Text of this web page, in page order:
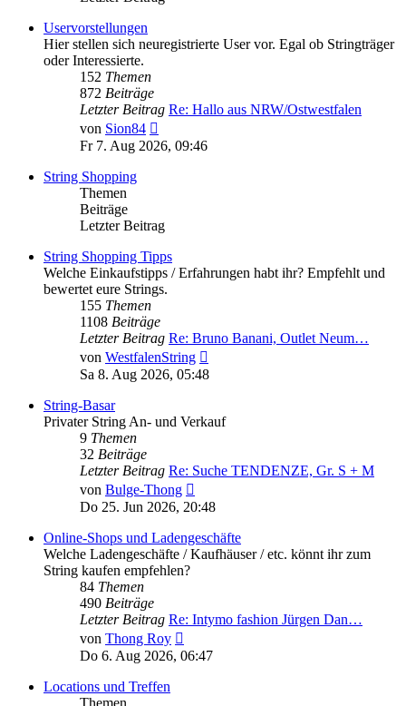
Uservorstellungen
Hier stellen sich neuregistrierte User vor. Egal ob Stringträger
oder Interessierte.
152 Themen
872 Beiträge
Letzter Beitrag Re: Hallo aus NRW/Ostwestfalen
von Sion84
Beitrag
Fr 7. Aug 2026, 09:46
String Shopping
Themen
Beiträge
Letzter Beitrag
String Shopping Tipps
Welche Einkaufstipps / Erfahrungen habt ihr? Empfehlt und
bewertet eure Strings.
155 Themen
1108 Beiträge
Letzter Beitrag Re: Bruno Banani, Outlet Neum…
von WestfalenString
Beitrag
Sa 8. Aug 2026, 05:48
String-Basar
Privater String An- und Verkauf
9 Themen
32 Beiträge
Letzter Beitrag Re: Suche TENDENZE, Gr. S + M
von Bulge-Thong
Beitrag
Do 25. Jun 2026, 20:48
Online-Shops und Ladengeschäfte
Welche Ladengeschäfte / Kaufhäuser / etc. könnt ihr zum
String kaufen empfehlen?
84 Themen
490 Beiträge
Letzter Beitrag Re: Intymo fashion Jürgen Dan…
von Thong Roy
Beitrag
Do 6. Aug 2026, 06:47
Locations und Treffen
Themen